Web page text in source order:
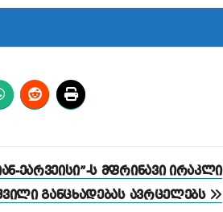
ეარვეისი”-ს მფრინავი ირაკლი
განცხადებას ავრცელებს